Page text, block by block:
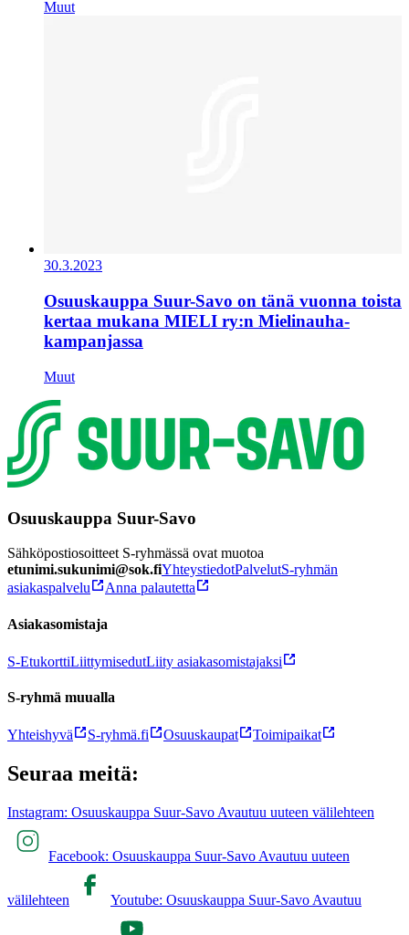
Muut
30.3.2023
Osuuskauppa Suur-Savo on tänä vuonna toista
kertaa mukana MIELI ry:n Mielinauha-
kampanjassa
Muut
Osuuskauppa Suur-Savo
Sähköpostiosoitteet S-ryhmässä ovat muotoa
etunimi.sukunimi@sok.fiYhteystiedotPalvelutS-ryhmän
asiakaspalvelu
Anna palautetta
Asiakasomistaja
S-EtukorttiLiittymisedutLiity asiakasomistajaksi
S-ryhmä muualla
Yhteishyvä S-ryhmä.fi Osuuskaupat Toimipaikat
Seuraa meitä:
Instagram: Osuuskauppa Suur-Savo Avautuu uuteen välilehteen
Facebook: Osuuskauppa Suur-Savo Avautuu uuteen
välilehteen Youtube: Osuuskauppa Suur-Savo Avautuu